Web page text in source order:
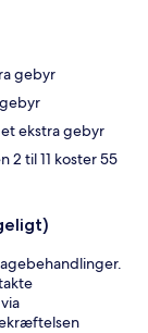
gebyr
ekstra gebyr
2 til 11 koster 55